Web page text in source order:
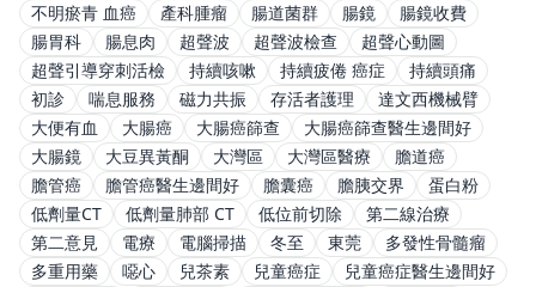
不明瘀青 血癌
產科腫瘤 腸道菌群 腸鏡
腸鏡收費
腸胃科
腸息肉 超聲波 超聲波檢查
超聲心動圖
超聲引導穿刺活檢
持續咳嗽 持續疲倦 癌症
持續頭痛
初診
喘息服務 磁力共振 存活者護理
達文西機械臂
大便有血
大腸癌 大腸癌篩查
大腸癌篩查醫生邊間好
大腸鏡
大豆異黃酮 大灣區 大灣區醫療
膽道癌
膽管癌
膽管癌醫生邊間好 膽囊癌 膽胰交界
蛋白粉
低劑量CT
低劑量肺部 CT 低位前切除
第二線治療
第二意見
電療 電腦掃描 冬至 東莞
多發性骨髓瘤
多重用藥
噁心 兒茶素 兒童癌症
兒童癌症醫生邊間好